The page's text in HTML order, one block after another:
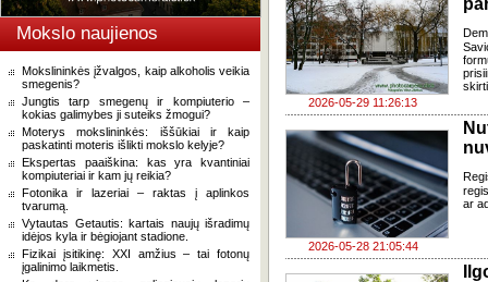
Mokslo naujienos
Mokslininkės įžvalgos, kaip alkoholis veikia
smegenis?
Jungtis tarp smegenų ir kompiuterio –
kokias galimybes ji suteiks žmogui?
Moterys mokslininkės: iššūkiai ir kaip
paskatinti moteris išlikti mokslo kelyje?
Ekspertas paaiškina: kas yra kvantiniai
kompiuteriai ir kam jų reikia?
Fotonika ir lazeriai – raktas į aplinkos
tvarumą.
Vytautas Getautis: kartais naujų išradimų
idėjos kyla ir bėgiojant stadione.
Fizikai įsitikinę: XXI amžius – tai fotonų
įgalinimo laikmetis.
2026-05-29 11:26:13
2026-05-28 21:05:44
ar